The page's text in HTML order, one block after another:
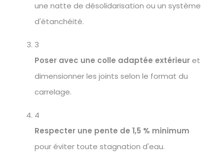
une natte de désolidarisation ou un système
d'étanchéité.
3
Poser avec une colle adaptée extérieuret
dimensionner les joints selon le format du
carrelage.
4
Respecter une pente de 1,5 % minimum
pour éviter toute stagnation d'eau.